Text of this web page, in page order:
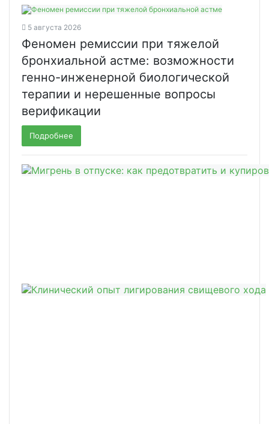
5 августа 2026
Феномен ремиссии при тяжелой
бронхиальной астме: возможности
генно-инженерной биологической
терапии и нерешенные вопросы
верификации
Подробнее